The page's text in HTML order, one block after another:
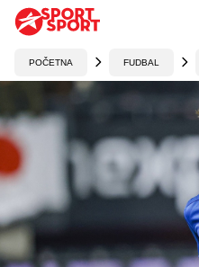
POČETNA FUDBAL